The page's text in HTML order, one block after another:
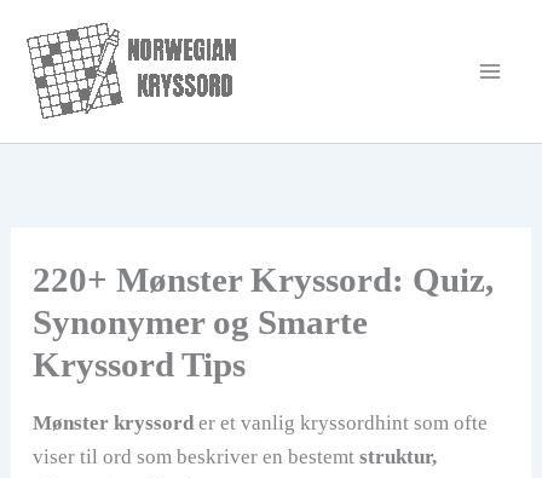
rett
innholdet
220+ Mønster Kryssord: Quiz,
Synonymer og Smarte
Kryssord Tips
Mønster kryssorder et vanlig kryssordhint som ofte
viser til ord som beskriver en bestemt struktur,